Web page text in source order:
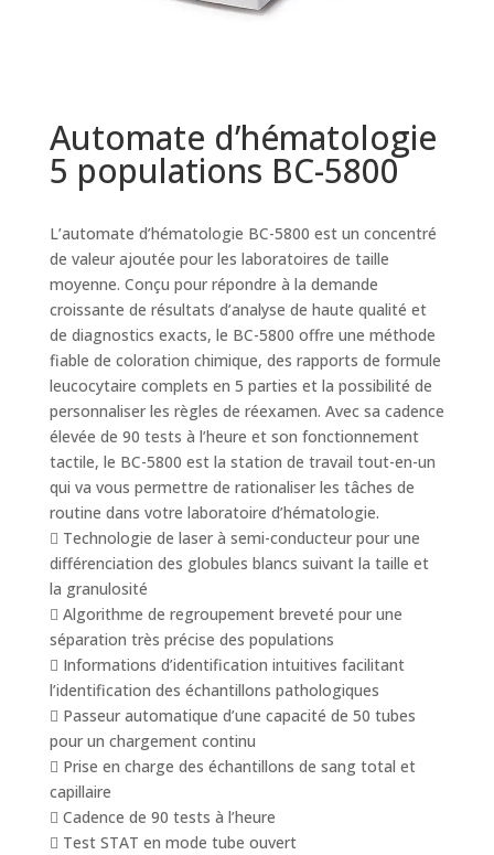
Automate d’hématologie
5 populations BC-5800
L’automate d’hématologie BC-5800 est un concentré
de valeur ajoutée pour les laboratoires de taille
moyenne. Conçu pour répondre à la demande
croissante de résultats d’analyse de haute qualité et
de diagnostics exacts, le BC-5800 offre une méthode
fiable de coloration chimique, des rapports de formule
leucocytaire complets en 5 parties et la possibilité de
personnaliser les règles de réexamen. Avec sa cadence
élevée de 90 tests à l’heure et son fonctionnement
tactile, le BC-5800 est la station de travail tout-en-un
qui va vous permettre de rationaliser les tâches de
routine dans votre laboratoire d’hématologie.
 Technologie de laser à semi-conducteur pour une
différenciation des globules blancs suivant la taille et
la granulosité
 Algorithme de regroupement breveté pour une
séparation très précise des populations
 Informations d’identification intuitives facilitant
l’identification des échantillons pathologiques
 Passeur automatique d’une capacité de 50 tubes
pour un chargement continu
 Prise en charge des échantillons de sang total et
capillaire
 Cadence de 90 tests à l’heure
 Test STAT en mode tube ouvert